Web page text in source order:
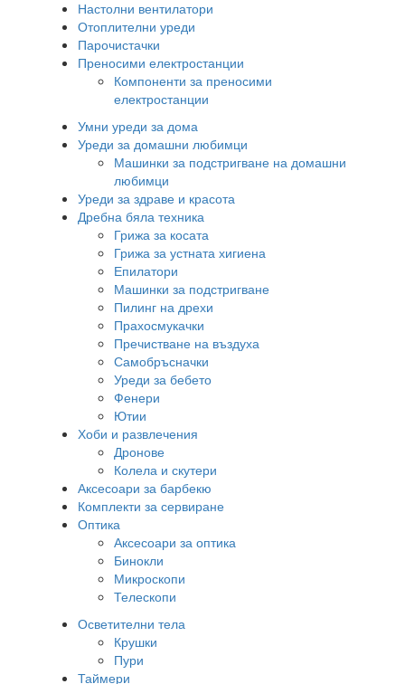
Настолни вентилатори
Отоплителни уреди
Парочистачки
Преносими електростанции
Компоненти за преносими
електростанции
Умни уреди за дома
Уреди за домашни любимци
Машинки за подстригване на домашни
любимци
Уреди за здраве и красота
Дребна бяла техника
Грижа за косата
Грижа за устната хигиена
Епилатори
Машинки за подстригване
Пилинг на дрехи
Прахосмукачки
Пречистване на въздуха
Самобръсначки
Уреди за бебето
Фенери
Ютии
Хоби и развлечения
Дронове
Колела и скутери
Аксесоари за барбекю
Комплекти за сервиране
Оптика
Аксесоари за оптика
Бинокли
Микроскопи
Телескопи
Осветителни тела
Крушки
Пури
Таймери